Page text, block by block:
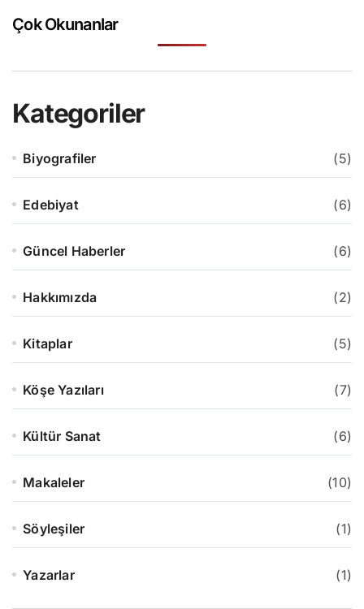
Çok Okunanlar
Kategoriler
Biyografiler (5)
Edebiyat (6)
Güncel Haberler (6)
Hakkımızda (2)
Kitaplar (5)
Köşe Yazıları (7)
Kültür Sanat (6)
Makaleler (10)
Söyleşiler (1)
Yazarlar (1)